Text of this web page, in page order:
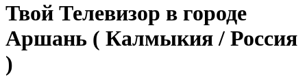
Твой Телевизор в городе
Аршань ( Калмыкия / Россия
)